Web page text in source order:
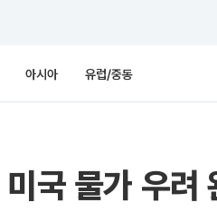
아시아 유럽/중동
국 물가 우